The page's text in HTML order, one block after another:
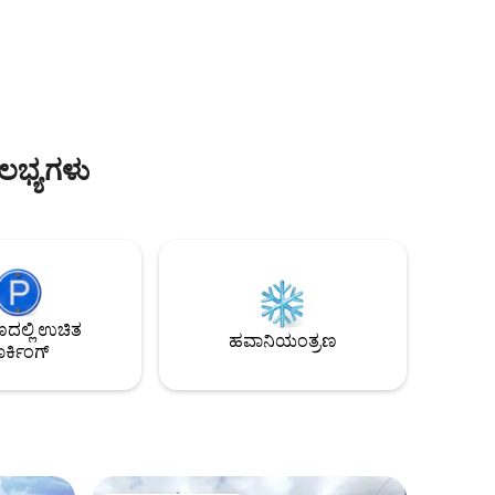
ಉಚಿತ
ಹವಾನಿಯಂತ್ರಣ